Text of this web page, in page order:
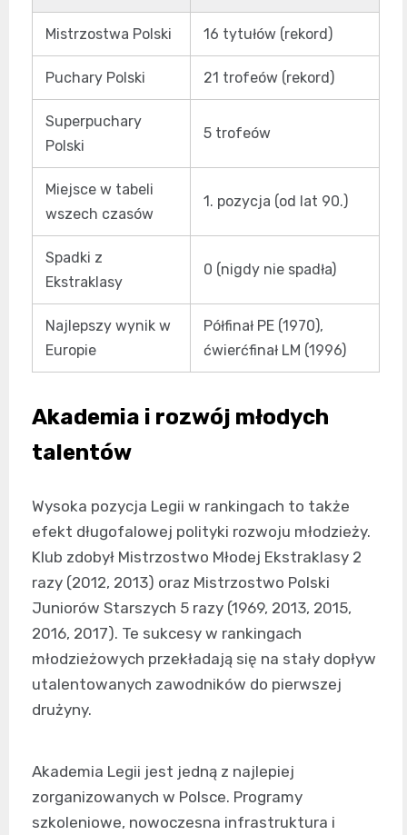
Mistrzostwa Polski 16 tytułów (rekord)
Puchary Polski 21 trofeów (rekord)
Superpuchary
Polski
5 trofeów
Miejsce w tabeli
wszech czasów
1. pozycja (od lat 90.)
Spadki z
Ekstraklasy
0 (nigdy nie spadła)
Najlepszy wynik w
Europie
Półfinał PE (1970),
ćwierćfinał LM (1996)
Akademia i rozwój młodych
talentów
Wysoka pozycja Legii w rankingach to także
efekt długofalowej polityki rozwoju młodzieży.
Klub zdobył Mistrzostwo Młodej Ekstraklasy 2
razy (2012, 2013) oraz Mistrzostwo Polski
Juniorów Starszych 5 razy (1969, 2013, 2015,
2016, 2017). Te sukcesy w rankingach
młodzieżowych przekładają się na stały dopływ
utalentowanych zawodników do pierwszej
drużyny.
Akademia Legii jest jedną z najlepiej
zorganizowanych w Polsce. Programy
szkoleniowe, nowoczesna infrastruktura i